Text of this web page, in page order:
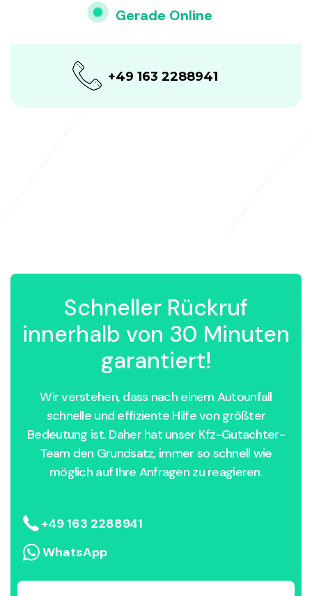
Gerade Online
+49 163 2288941
Schneller Rückruf
innerhalb von 30 Minuten
garantiert!
Wir verstehen, dass nach einem Autounfall
schnelle und effiziente Hilfe von größter
Bedeutung ist. Daher hat unser Kfz-Gutachter-
Team den Grundsatz, immer so schnell wie
möglich auf Ihre Anfragen zu reagieren.
+49 163 2288941
WhatsApp